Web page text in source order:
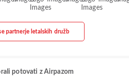
partnerje letalskih družb
potovati z Airpazom